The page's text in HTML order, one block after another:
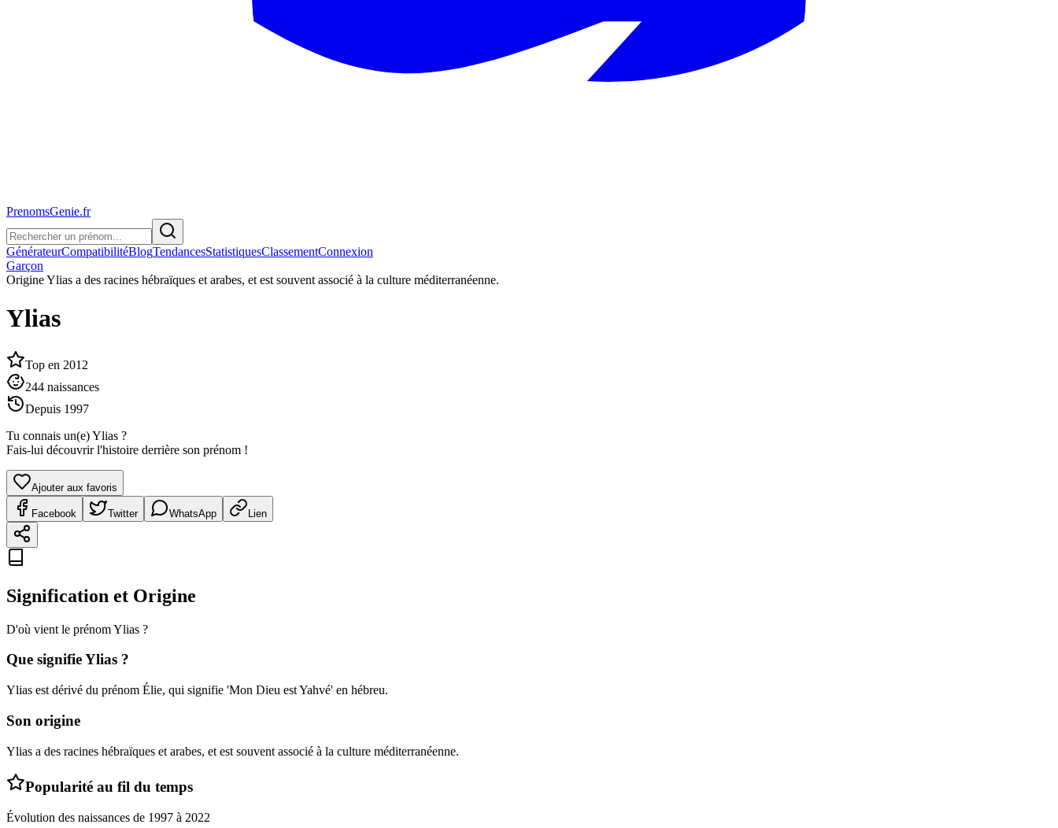
PrenomsGenie.fr
GénérateurCompatibilitéBlogTendancesStatistiquesClassementConnexion
Garçon
OrigineYlias a des racines hébraïques et arabes, et est souvent associé à la culture méditerranéenne.
Ylias
Top en 2012
244 naissances
Depuis 1997
Tu connais un(e)Ylias ?
Fais-lui découvrir l'histoire derrière son prénom !
Ajouter aux favoris
Facebook Twitter WhatsApp Lien
Signification et Origine
D'où vient le prénomYlias ?
Que signifieYlias ?
Ylias est dérivé du prénom Élie, qui signifie 'Mon Dieu est Yahvé' en hébreu.
Son origine
Ylias a des racines hébraïques et arabes, et est souvent associé à la culture méditerranéenne.
Popularité au fil du temps
Évolution des naissances de 1997 à 2022